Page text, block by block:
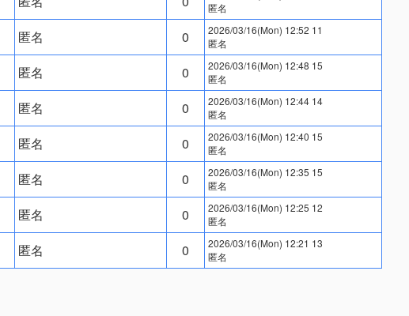
匿名
匿名 0
2026/03/16(Mon) 12:52 11
匿名
匿名 0
2026/03/16(Mon) 12:48 15
匿名
匿名 0
2026/03/16(Mon) 12:44 14
匿名
匿名 0
2026/03/16(Mon) 12:40 15
匿名
匿名 0
2026/03/16(Mon) 12:35 15
匿名
匿名 0
2026/03/16(Mon) 12:25 12
匿名
匿名 0
2026/03/16(Mon) 12:21 13
匿名